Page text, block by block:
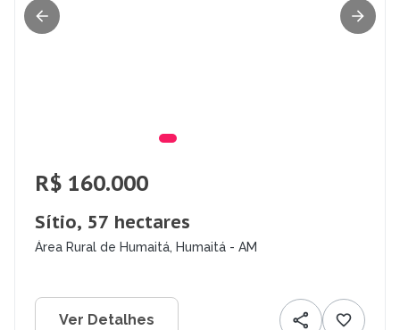
R$ 160.000
Sítio, 57 hectares
Área Rural de Humaitá, Humaitá - AM
Ver Detalhes